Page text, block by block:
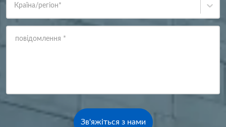
Країна/регіон*
повідомлення *
Зв'яжіться з нами